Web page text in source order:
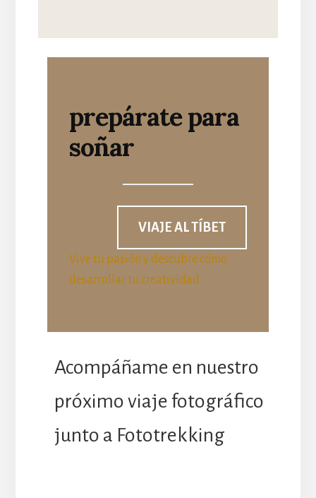
prepárate para
soñar
VIAJE AL TÍBET
Vive tu pasión y descubre cómo
desarrollar tu creatividad
Acompáñame en nuestro
próximo viaje fotográfico
junto a Fototrekking